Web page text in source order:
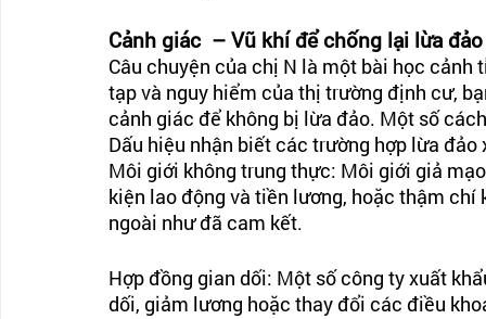
Cảnh giác  – Vũ khí để chống lại lừa
Câu chuyện của chị N là một bài học
tạp và nguy hiểm của thị trường định cư,
cảnh giác để không bị lừa đảo. Một số
Dấu hiệu nhận biết các trường hợp lừa
Môi giới không trung thực: Môi giới giả
kiện lao động và tiền lương, hoặc thậm
ngoài như đã cam kết.
Hợp đồng gian dối: Một số công ty xuất
dối, giảm lương hoặc thay đổi các điều